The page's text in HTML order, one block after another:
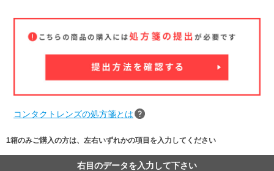
コンタクトレンズの処方箋とは
1箱のみご購入の方は、左右いずれかの項目を入力してください
右目のデータを入力して下さい